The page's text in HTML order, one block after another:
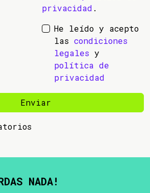
privacidad .
He leído y acepto
las condiciones
legales y
política de
privacidad
Enviar
NADA!